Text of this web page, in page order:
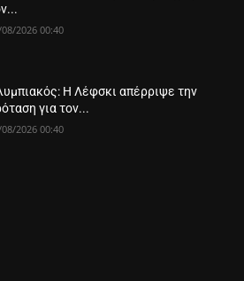
2026 00:40
Η Λέφσκι απέρριψε την
για τον...
2026 00:40